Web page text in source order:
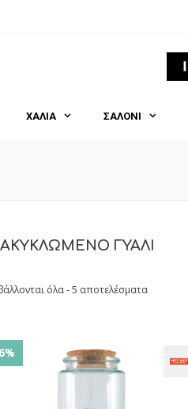
ΧΑΛΙΑ ΣΑΛΟΝΙ
ΓΥΑΛΙ
όλα - 5 αποτελέσματα